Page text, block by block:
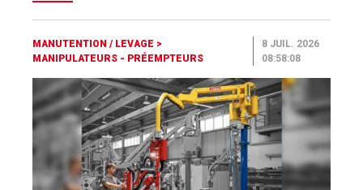
MANUTENTION / LEVAGE >
MANIPULATEURS - PRÉEMPTEURS
8 JUIL. 2026
08:58:08